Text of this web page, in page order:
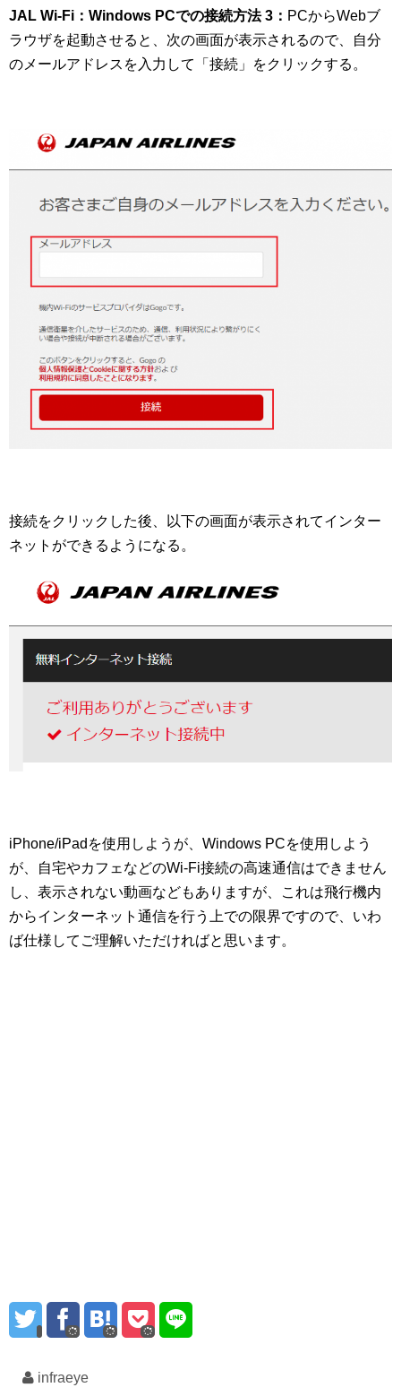
JAL Wi-Fi：Windows PCでの接続方法 3： PCからWebブ
ラウザを起動させると、次の画面が表示されるので、自分
のメールアドレスを入力して「接続」をクリックする。
接続をクリックした後、以下の画面が表示されてインター
ネットができるようになる。
iPhone/iPadを使用しようが、Windows PCを使用しよう
が、自宅やカフェなどのWi-Fi接続の高速通信はできません
し、表示されない動画などもありますが、これは飛行機内
からインターネット通信を行う上での限界ですので、いわ
ば仕様してご理解いただければと思います。
infraeye